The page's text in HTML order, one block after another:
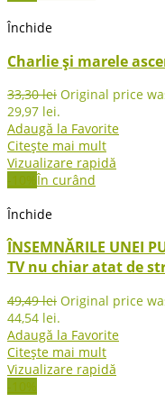
Închide
Charlie și marele
33,30lei Original price
29,97 lei.
Adaugă la Favorite
Citește mai mult
Vizualizare rapidă
-10% În curând
Închide
ÎNSEMNĂRILE UNEI
TV nu chiar atat de
49,49lei Original price
44,54 lei.
Adaugă la Favorite
Citește mai mult
Vizualizare rapidă
-10%